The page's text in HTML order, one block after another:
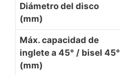
Diámetro del disco
(mm)
Máx. capacidad de
inglete a 45° / bisel 45°
(mm)